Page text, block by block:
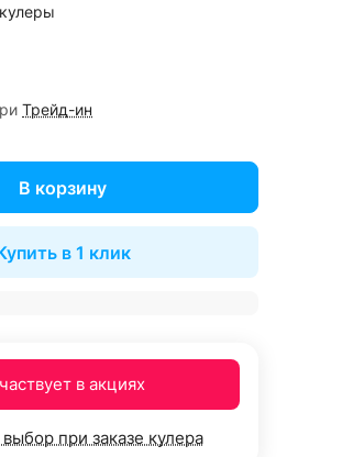
Трейд-ин
В корзину
в 1 клик
в акциях
при заказе кулера